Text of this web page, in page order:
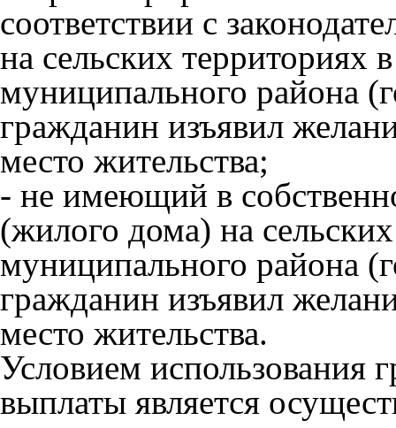
соответствии с
на сельских территориях
муниципального района
гражданин изъявил
место жительства;
- не имеющий в
(жилого дома) на
муниципального района
гражданин изъявил
место жительства.
Условием использования
выплаты является